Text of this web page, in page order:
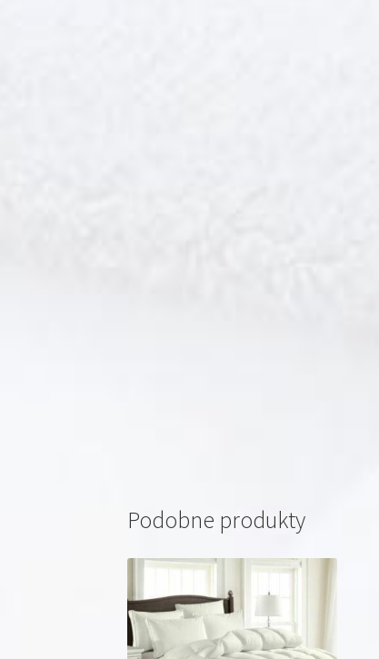
Podobne produkty